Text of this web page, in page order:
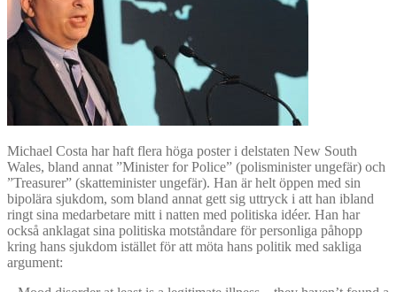
Michael Costa har haft flera höga poster i delstaten New South
Wales, bland annat ”Minister for Police” (polisminister ungefär) och
”Treasurer” (skatteminister ungefär). Han är helt öppen med sin
bipolära sjukdom, som bland annat gett sig uttryck i att han ibland
ringt sina medarbetare mitt i natten med politiska idéer. Han har
också anklagat sina politiska motståndare för personliga påhopp
kring hans sjukdom istället för att möta hans politik med sakliga
argument: